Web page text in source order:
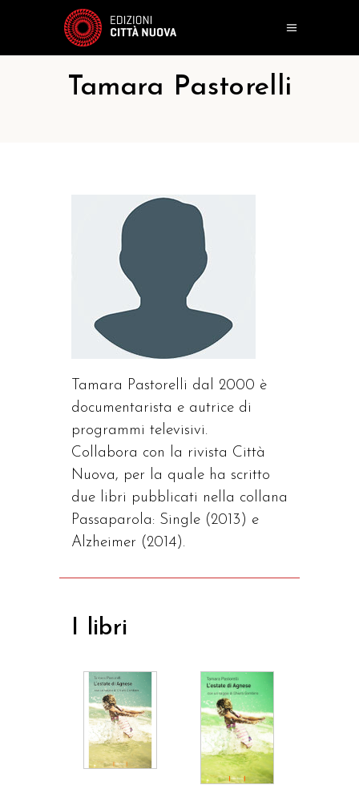
Tamara Pastorelli
Tamara Pastorelli dal 2000 è
documentarista e autrice di
programmi televisivi.
Collabora con la rivista Città
Nuova, per la quale ha scritto
due libri pubblicati nella collana
Passaparola: Single (2013) e
Alzheimer (2014).
I libri